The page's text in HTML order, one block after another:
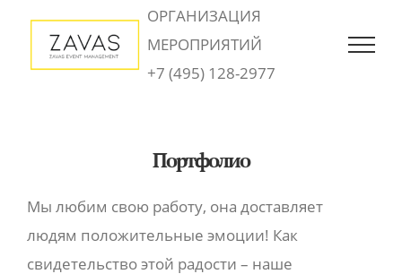
content
ОРГАНИЗАЦИЯ
МЕРОПРИЯТИЙ
+7 (495) 128-2977
Портфолио
Мы любим свою работу, она доставляет
людям положительные эмоции! Как
свидетельство этой радости – наше